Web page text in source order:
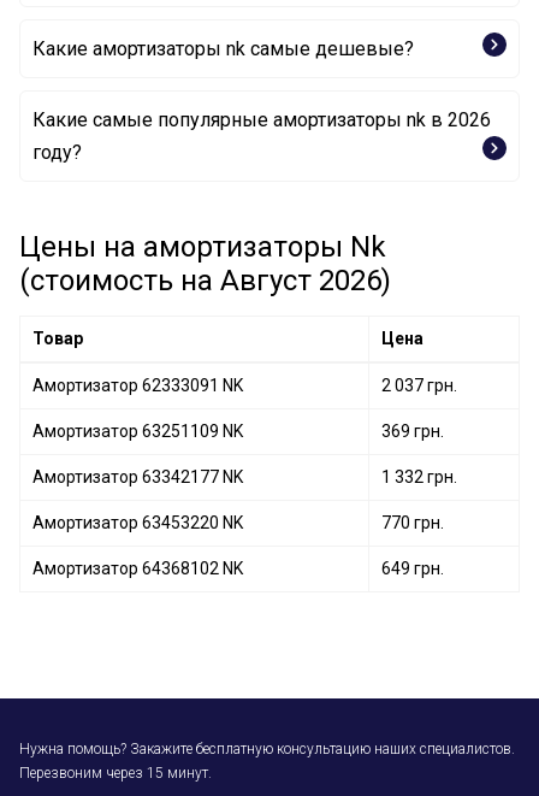
Какие амортизаторы nk самые дешевые?
Амортизатор 63251109 NK
Какие самые популярные амортизаторы nk в 2026
году?
Цены на амортизаторы Nk
(стоимость на Август 2026)
Товар Цена
Амортизатор 62333091 NK 2 037 грн.
Амортизатор 63251109 NK 369 грн.
Амортизатор 63342177 NK 1 332 грн.
Амортизатор 63453220 NK 770 грн.
Амортизатор 64368102 NK 649 грн.
Нужна помощь? Закажите бесплатную консультацию наших специалистов.
Перезвоним через 15 минут.